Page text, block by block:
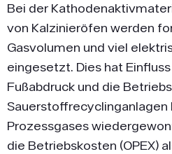
Bei der
von Kalzinieröfen werden
Gasvolumen und viel
eingesetzt. Dies hat
Fußabdruck und die
Sauerstoffrecyclinganlagen
Prozessgases
die Betriebskosten (OPEX)